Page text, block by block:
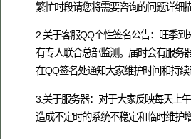
繁忙时段请您将需要咨询的问题详细
2.关于客服QQ个性签名公告：旺季
有专人联合总部监测。届时会有服务
在QQ签名处通知大家维护时间和持
3.关于服务器：对于大家反映每天上
造成不定时的系统不稳定和临时维护